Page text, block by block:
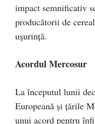
impact semnificativ
producătorii de
ușurință.
Acordul Mercosur
La începutul lunii
Europeană și țările
unui acord pentru